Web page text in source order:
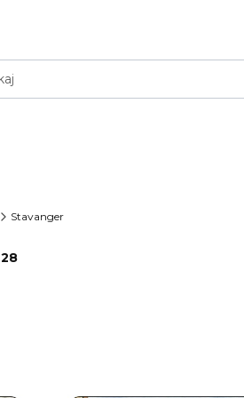
Stavanger
28